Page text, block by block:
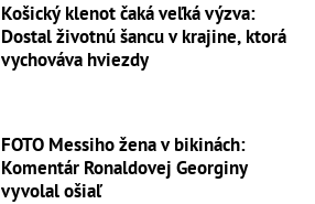
Košický klenot čaká veľká výzva:
Dostal životnú šancu v krajine, ktorá
vychováva hviezdy
FOTO Messiho žena v bikinách:
Komentár Ronaldovej Georginy
vyvolal ošiaľ